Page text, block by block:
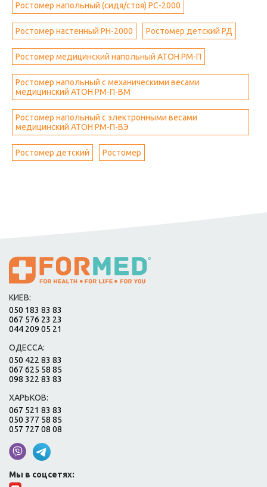
Ростомер напольный (сидя/стоя) РС-2000
Ростомер настенный РН-2000 Ростомер детский РД
Ростомер медицинский напольный АТОН РМ-П
Ростомер напольный с механическими весами
медицинский АТОН РМ-П-ВМ
Ростомер напольный с электронными весами
медицинский АТОН РМ-П-ВЭ
Ростомер детский Ростомер
КИЕВ:
050 183 83 83
067 576 23 23
044 209 05 21
ОДЕССА:
050 422 83 83
067 625 58 85
098 322 83 83
ХАРЬКОВ:
067 521 83 83
050 377 58 85
057 727 08 08
Мы в соцсетях: